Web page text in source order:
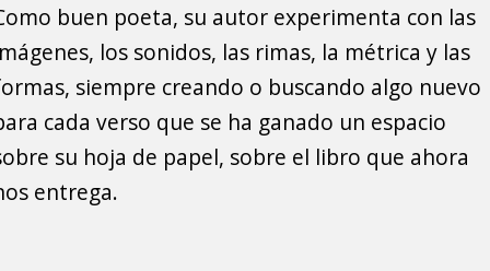
buen poeta, su autor experimenta con las
los sonidos, las rimas, la métrica y las
siempre creando o buscando algo nuevo
cada verso que se ha ganado un espacio
su hoja de papel, sobre el libro que ahora
entrega.